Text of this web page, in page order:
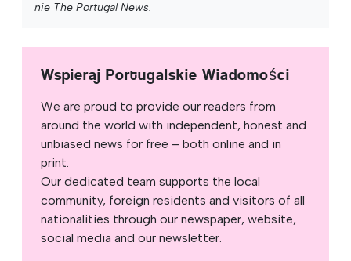
nie The Portugal News.
Wspieraj Portugalskie Wiadomości
We are proud to provide our readers from
around the world with independent, honest and
unbiased news for free – both online and in
print.
Our dedicated team supports the local
community, foreign residents and visitors of all
nationalities through our newspaper, website,
social media and our newsletter.